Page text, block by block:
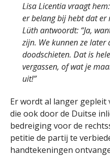
Lisa Licentia vraagt
er belang bij hebt dat er
Lüth antwoordt: “Ja,
zijn. We kunnen ze
doodschieten. Dat is
vergassen, of wat je
uit!”
Er wordt al langer gepleit
die ook door de Duitse
bedreiging voor de
petitie de partij te
handtekeningen